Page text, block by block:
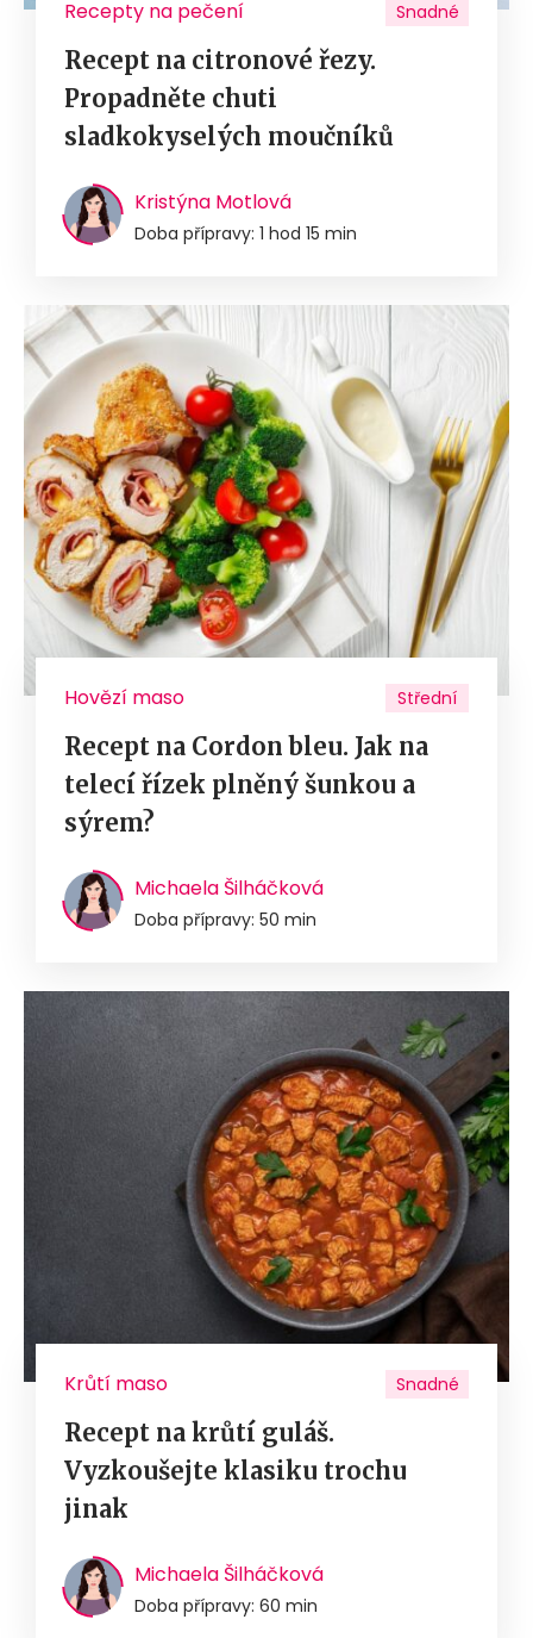
Recepty na pečení Snadné
Recept na citronové řezy.
Propadněte chuti
sladkokyselých moučníků
Kristýna Motlová
Doba přípravy: 1 hod 15 min
Hovězí maso Střední
Recept na Cordon bleu. Jak na
telecí řízek plněný šunkou a
sýrem?
Michaela Šilháčková
Doba přípravy: 50 min
Krůtí maso Snadné
Recept na krůtí guláš.
Vyzkoušejte klasiku trochu
jinak
Michaela Šilháčková
Doba přípravy: 60 min